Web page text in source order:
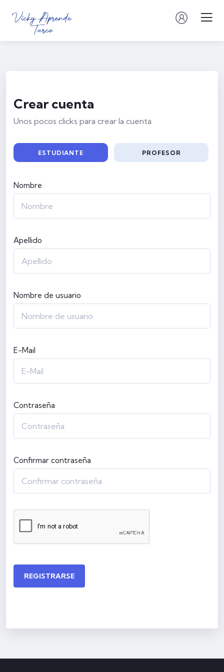
Crear cuenta
Unos pocos clicks para crear la cuenta
ESTUDIANTE PROFESOR
Nombre
Apellido
Nombre de usuario
E-Mail
Contraseña
Confirmar contraseña
REGISTRARSE